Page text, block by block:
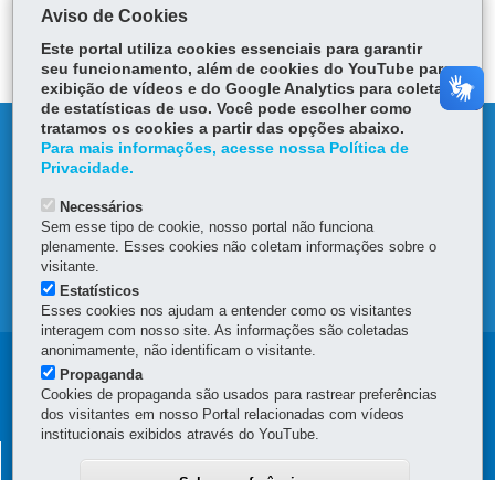
er
p
Voltar
MAPA DO SITE
DENUNCIE CORRUPÇÃO
TRANSPARÊNCIA INSTITUCIONAL
Navegação
Principal
SEAP
Aviso de Cookies
Este portal utiliza cookies essenciais para garantir
seu funcionamento, além de cookies do YouTube para
exibição de vídeos e do Google Analytics para coleta
de estatísticas de uso. Você pode escolher como
tratamos os cookies a partir das opções abaixo.
Para mais informações, acesse nossa Política de
Privacidade.
Necessários
Sem esse tipo de cookie, nosso portal não funciona
plenamente. Esses cookies não coletam informações sobre o
visitante.
Estatísticos
Esses cookies nos ajudam a entender como os visitantes
interagem com nosso site. As informações são coletadas
anonimamente, não identificam o visitante.
Propaganda
Cookies de propaganda são usados para rastrear preferências
dos visitantes em nosso Portal relacionadas com vídeos
institucionais exibidos através do YouTube.